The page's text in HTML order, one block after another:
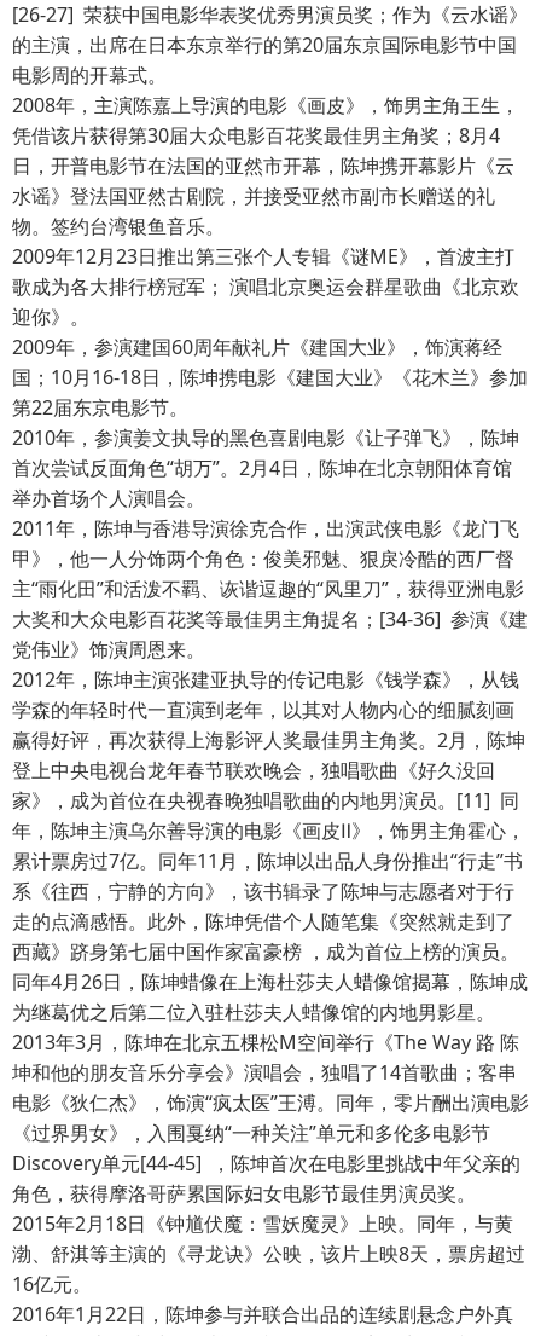
[26-27] 荣获中国电影华表奖优秀男演员奖；作为《云水谣》
的主演，出席在日本东京举行的第20届东京国际电影节中国
电影周的开幕式。
2008年，主演陈嘉上导演的电影《画皮》，饰男主角王生，
凭借该片获得第30届大众电影百花奖最佳男主角奖；8月4
日，开普电影节在法国的亚然市开幕，陈坤携开幕影片《云
水谣》登法国亚然古剧院，并接受亚然市副市长赠送的礼
物。签约台湾银鱼音乐。
2009年12月23日推出第三张个人专辑《谜ME》，首波主打
歌成为各大排行榜冠军； 演唱北京奥运会群星歌曲《北京欢
迎你》。
2009年，参演建国60周年献礼片《建国大业》，饰演蒋经
国；10月16-18日，陈坤携电影《建国大业》《花木兰》参加
第22届东京电影节。
2010年，参演姜文执导的黑色喜剧电影《让子弹飞》，陈坤
首次尝试反面角色“胡万”。2月4日，陈坤在北京朝阳体育馆
举办首场个人演唱会。
2011年，陈坤与香港导演徐克合作，出演武侠电影《龙门飞
甲》，他一人分饰两个角色：俊美邪魅、狠戾冷酷的西厂督
主“雨化田”和活泼不羁、诙谐逗趣的“风里刀”，获得亚洲电影
大奖和大众电影百花奖等最佳男主角提名；[34-36] 参演《建
党伟业》饰演周恩来。
2012年，陈坤主演张建亚执导的传记电影《钱学森》，从钱
学森的年轻时代一直演到老年，以其对人物内心的细腻刻画
赢得好评，再次获得上海影评人奖最佳男主角奖。2月，陈坤
登上中央电视台龙年春节联欢晚会，独唱歌曲《好久没回
家》，成为首位在央视春晚独唱歌曲的内地男演员。[11] 同
年，陈坤主演乌尔善导演的电影《画皮Ⅱ》，饰男主角霍心，
累计票房过7亿。同年11月，陈坤以出品人身份推出“行走”书
系《往西，宁静的方向》，该书辑录了陈坤与志愿者对于行
走的点滴感悟。此外，陈坤凭借个人随笔集《突然就走到了
西藏》跻身第七届中国作家富豪榜 ，成为首位上榜的演员。
同年4月26日，陈坤蜡像在上海杜莎夫人蜡像馆揭幕，陈坤成
为继葛优之后第二位入驻杜莎夫人蜡像馆的内地男影星。
2013年3月，陈坤在北京五棵松M空间举行《The Way 路 陈
坤和他的朋友音乐分享会》演唱会，独唱了14首歌曲；客串
电影《狄仁杰》，饰演“疯太医”王溥。同年，零片酬出演电影
《过界男女》，入围戛纳“一种关注”单元和多伦多电影节
Discovery单元[44-45] ，陈坤首次在电影里挑战中年父亲的
角色，获得摩洛哥萨累国际妇女电影节最佳男演员奖。
2015年2月18日《钟馗伏魔：雪妖魔灵》上映。同年，与黄
渤、舒淇等主演的《寻龙诀》公映，该片上映8天，票房超过
16亿元。
2016年1月22日，陈坤参与并联合出品的连续剧悬念户外真